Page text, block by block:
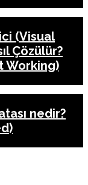
(Visual
Çözülür?
Working)
nedir?